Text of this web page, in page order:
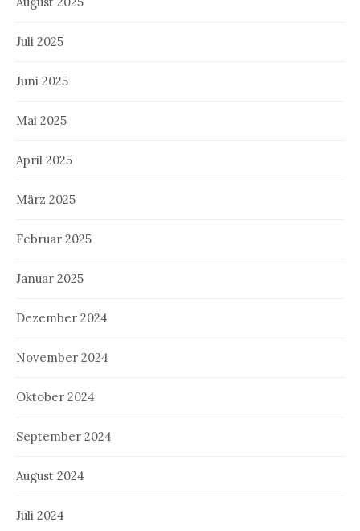
Juli 2025
Juni 2025
Mai 2025
April 2025
März 2025
Februar 2025
Januar 2025
Dezember 2024
November 2024
Oktober 2024
September 2024
August 2024
Juli 2024